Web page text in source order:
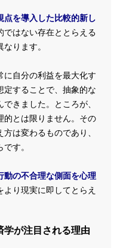
点を導入した比較的新し
ではない存在ととらえる
ります。
に自分の利益を最大化す
定することで、抽象的な
きました。ところが、
的とは限りません。その
は変わるものであり、
す。
動の不合理な側面を心理
より現実に即してとらえ
学が注目される理由